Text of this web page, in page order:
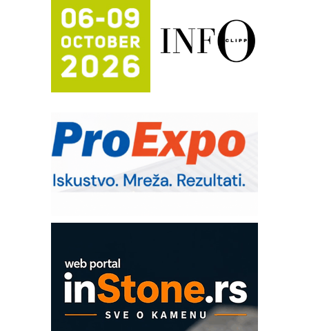
Efikasno upravljanje energijom
Automatizacija pakovanja · Display
(Shelf-Ready) omotnice
Potpuna efikasnost bez složenih
sistema
Trajna oznaka kao dugoročna korist
IB BLUMENAUER - više od 40 godina
poverenja u industriji
RMQ-TITAN ADVANCED INDICATOR
– Pametna signalizacija za efikasnije
upravljanje mašinama
era CNC merenja
Proizvodnja iC7 Hybrid 1500 VDC
mrežnog pretvarača sa tečnim
hlađenjem
COMBYPACK